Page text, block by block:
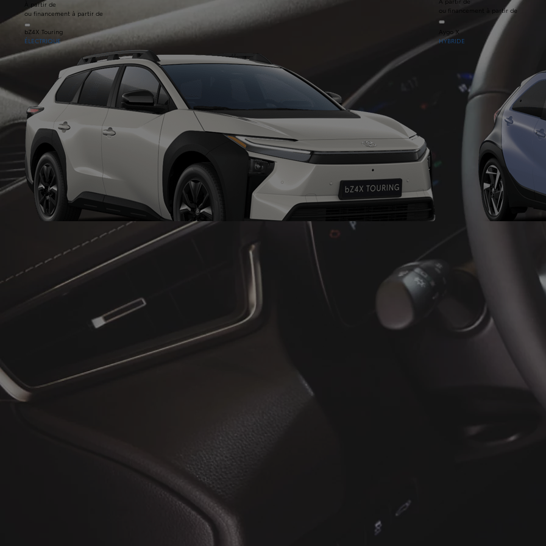
À partir de
ou financement à partir de
ou financement à partir de
bZ4X Touring
ÉLECTRIQUE
À partir de
ou financement à partir de
Aygo X
HYBRIDE